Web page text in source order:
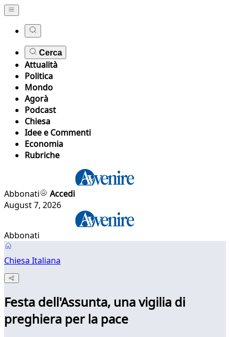
Cerca
Attualità
Politica
Mondo
Agorà
Podcast
Chiesa
Idee e Commenti
Economia
Rubriche
Abbonati
Accedi
August 7, 2026
Abbonati
Chiesa Italiana
Festa dell'Assunta, una vigilia di
preghiera per la pace